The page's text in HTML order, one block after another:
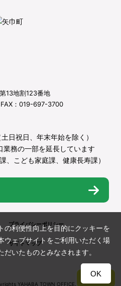
13地割123番地
：019-697-3700
日祝日、年末年始を除く）
務の一部を延長しています
、こども家庭課、健康長寿課）
プライバシーポリシー
サイトマップ
YAHABA TOWN OFFICE.
TOP
の利便性向上を目的にクッキーを
ウェブサイトをご利用いただく場
いたものとみなされます。
OK